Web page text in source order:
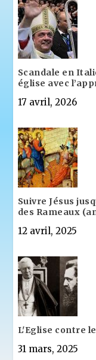
Scandale en
église avec
17 avril, 2026
Suivre Jésus
des Rameaux
12 avril, 2025
L'Eglise contre
31 mars, 2025